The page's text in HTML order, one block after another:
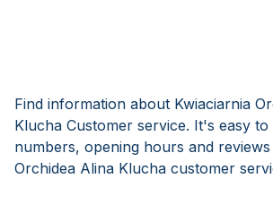
Find information about Kwiaciarnia
Klucha Customer service. It's easy
numbers, opening hours and
Orchidea Alina Klucha customer